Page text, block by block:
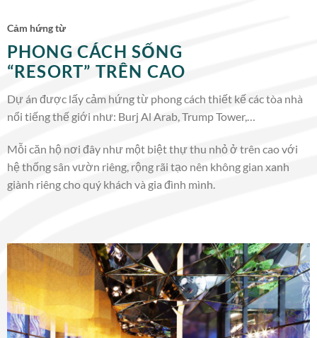
Cảm hứng từ
PHONG CÁCH SỐNG
“RESORT” TRÊN CAO
Dự án được lấy cảm hứng từ phong cách thiết kế các tòa nhà
nổi tiếng thế giới như: Burj Al Arab, Trump Tower,…
Mỗi căn hộ nơi đây như một biệt thự thu nhỏ ở trên cao với
hệ thống sân vườn riêng, rộng rãi tạo nên không gian xanh
giành riêng cho quý khách và gia đình mình.